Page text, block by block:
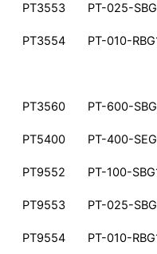
PT3553 PT-025-
PT3554 PT-010-
PT3560 PT-600-
PT5400 PT-400-
PT9552 PT-100-
PT9553 PT-025-
PT9554 PT-010-